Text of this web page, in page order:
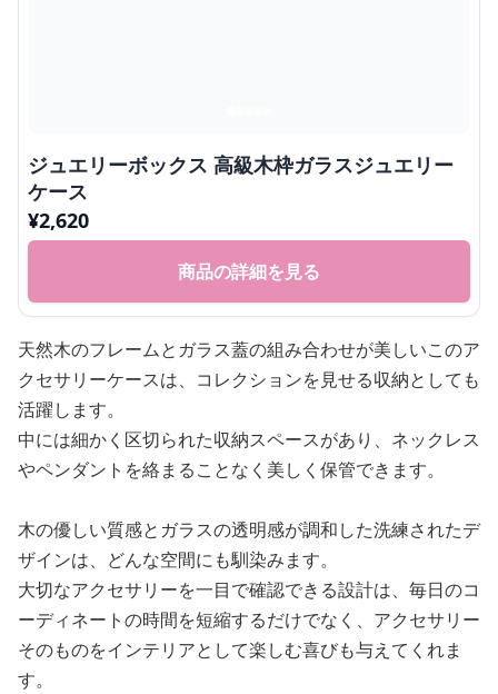
ジュエリーボックス 高級木枠ガラスジュエリー
ケース
¥2,620
商品の詳細を見る
天然木のフレームとガラス蓋の組み合わせが美しいこのア
クセサリーケースは、コレクションを見せる収納としても
活躍します。
中には細かく区切られた収納スペースがあり、ネックレス
やペンダントを絡まることなく美しく保管できます。
木の優しい質感とガラスの透明感が調和した洗練されたデ
ザインは、どんな空間にも馴染みます。
大切なアクセサリーを一目で確認できる設計は、毎日のコ
ーディネートの時間を短縮するだけでなく、アクセサリー
そのものをインテリアとして楽しむ喜びも与えてくれま
す。